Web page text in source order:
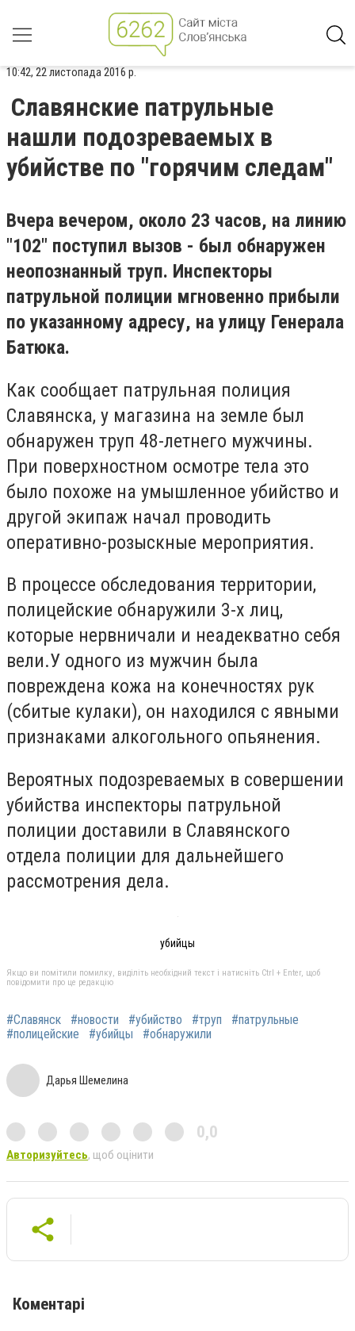
10:42, 22 листопада 2016 р.
Славянские патрульные
нашли подозреваемых в
убийстве по "горячим следам"
Вчера вечером, около 23 часов, на линию
"102" поступил вызов - был обнаружен
неопознанный труп. Инспекторы
патрульной полиции мгновенно прибыли
по указанному адресу, на улицу Генерала
Батюка.
Как сообщает патрульная полиция
Славянска, у магазина на земле был
обнаружен труп 48-летнего мужчины.
При поверхностном осмотре тела это
было похоже на умышленное убийство и
другой экипаж начал проводить
оперативно-розыскные мероприятия.
В процессе обследования территории,
полицейские обнаружили 3-х лиц,
которые нервничали и неадекватно себя
вели.У одного из мужчин была
повреждена кожа на конечностях рук
(сбитые кулаки), он находился с явными
признаками алкогольного опьянения.
Вероятных подозреваемых в совершении
убийства инспекторы патрульной
полиции доставили в Славянского
отдела полиции для дальнейшего
рассмотрения дела.
убийцы
Якщо ви помітили помилку, виділіть необхідний текст і натисніть Ctrl + Enter, щоб
повідомити про це редакцію
#Славянск #новости #убийство #труп
#патрульные
#полицейские
#убийцы #обнаружили
Дарья Шемелина
0,0
Авторизуйтесь, щоб оцінити
Коментарі